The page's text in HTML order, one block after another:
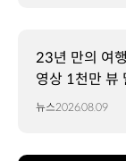
23년 만의 여
영상 1천만 뷰
뉴스2026.08.09